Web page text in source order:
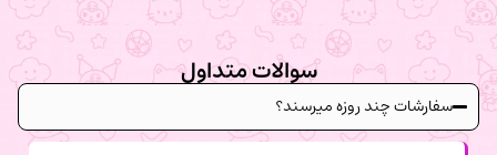
سوالات متداول
سفارشات چند روزه میرسند؟